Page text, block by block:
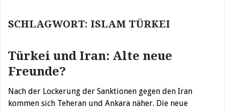
SCHLAGWORT: ISLAM TÜRKEI
Türkei und Iran: Alte neue
Freunde?
Nach der Lockerung der Sanktionen gegen den Iran
kommen sich Teheran und Ankara näher. Die neue